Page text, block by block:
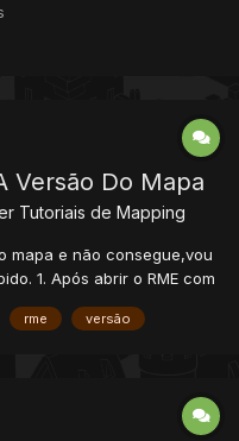
com erros ou sem
Versão Do Mapa
Tutoriais de Mapping
mapa e não consegue,vou
1. Após abrir o RME com
clique sobre a seta
rme versão